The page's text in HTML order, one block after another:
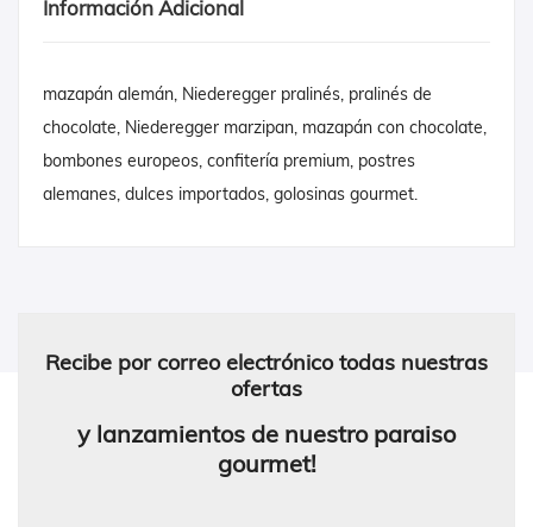
Información Adicional
mazapán alemán, Niederegger pralinés, pralinés de
chocolate, Niederegger marzipan, mazapán con chocolate,
bombones europeos, confitería premium, postres
alemanes, dulces importados, golosinas gourmet.
Recibe por correo electrónico todas nuestras
ofertas
y lanzamientos de nuestro paraiso
gourmet!